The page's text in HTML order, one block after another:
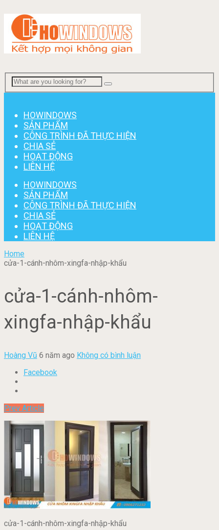
HOWINDOWS
SẢN PHẨM
CÔNG TRÌNH ĐÃ THỰC HIỆN
CHIA SẺ
HOẠT ĐỘNG
LIÊN HỆ
HOWINDOWS
SẢN PHẨM
CÔNG TRÌNH ĐÃ THỰC HIỆN
CHIA SẺ
HOẠT ĐỘNG
LIÊN HỆ
Home
cửa-1-cánh-nhôm-xingfa-nhập-khẩu
cửa-1-cánh-nhôm-
xingfa-nhập-khẩu
Hoàng Vũ 6 năm ago Không có bình luận
Facebook
Prev Article
cửa-1-cánh-nhôm-xingfa-nhập-khẩu